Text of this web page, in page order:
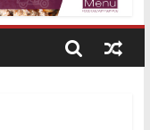
entra e quali sedi